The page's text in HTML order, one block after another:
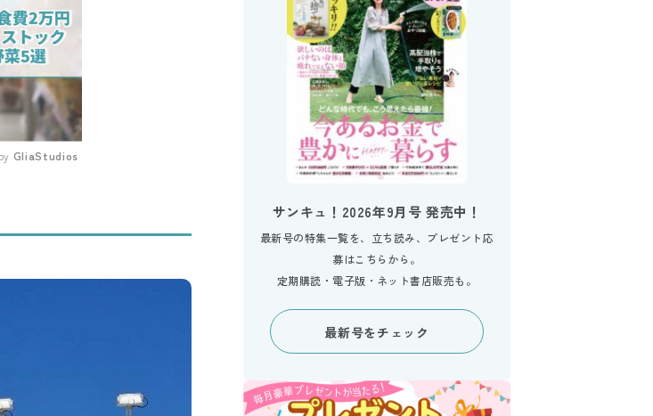
GliaStudios
サンキュ！2026年9月号 発売中！
最新号の特集一覧を、立ち読み、プレゼント応
募はこちらから。
定期購読・電子版・ネット書店販売も。
最新号をチェック